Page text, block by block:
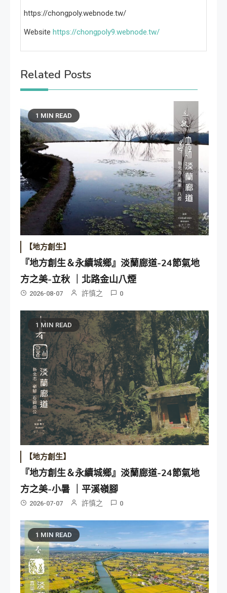
https://chongpoly.webnode.tw/
Website https://chongpoly9.webnode.tw/
Related Posts
1 MIN READ
【地方創生】
『地方創生＆永續城鄉』淡蘭廊道-24節氣地
方之美-立秋 ｜北路金山八煙
2026-08-07 許慎之 0
1 MIN READ
【地方創生】
『地方創生＆永續城鄉』淡蘭廊道-24節氣地
方之美-小暑 ｜平溪嶺腳
2026-07-07 許慎之 0
1 MIN READ